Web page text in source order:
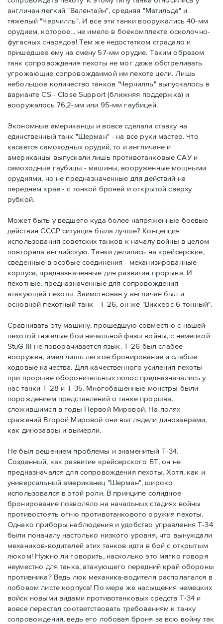
англичан легкий "Валентайн", средняя "Матильда" и
тяжелый "Черчилль". И все эти танки вооружались 40-мм
орудием, которое... не имело в боекомплекте осколочно-
фугасных снарядов! Тем же недостатком страдало и
пришедшее ему на смену 57-мм орудие. Таким образом
танк сопровождения пехоты не мог даже обстреливать
угрожающие сопровождаимой им пехоте цели. Лишь
небольшое количество танков "Черчилль" выпускалось в
варианте CS - Close Support (ближняя поддержка) и
вооружалось 76,2-мм или 95-мм гаубицей.
Экономные американцы и вовсе сделали ставку на
единственный танк "Шерман" - на все руки мастер. Что
касается самоходных орудий, то и англичане и
американцы выпускали лишь противотанковые САУ и
самоходные гаубицы - машины, вооруженные мощными
орудиями, но не предназначенные для действий на
переднем крае - с тонкой броней и открытой сверху
рубкой.
Может быть у ведшего куда более напряженные боевые
действия СССР ситуация была лучше? Концепция
использования советских танков к началу войны в целом
повторяла английскую. Танки делились на крейсерские,
сведенные в особые соединения - механизированные
корпуса, предназначенные для развития прорыва. И
пехотные, предназначенные для сопровождения
атакующей пехоты. Заимствован у англичан был и
основной пехотный танк - Т-26, он же "Виккерс 6-тонный".
Сравнивать эту машину, прошедшую совместно с нашей
пехотой тяжелые бои начальной фазы войны, с немецкой
StuG III не поворачивается язык. Т-26 был слабее
вооружен, имел лишь легкое бронирование и слабые
ходовые качества. Для качественного усиления пехоты
при прорыве оборонительных полос предназначались у
нас танки Т-28 и Т-35. Многобашенные монстры были
порождением представлений о танке прорыва,
сложившимся в годы Первой Мировой. На полях
сражений Второй Мировой они выглядели динозаврами,
как динозавры и вымерли.
Не был решением проблемы и знаменитый Т-34.
Созданный, как развитие крейсерского БТ, он не
предназначался для сопровождения пехоты. Хотя, как и
универсальный американец "Шерман", широко
использовался в этой роли. В принципе солидное
бронирование позволяло на начальных стадиях войны
противостоять огню противотанкового оружия пехоты.
Однако приборы наблюдения и удобство управления Т-34
были поначалу настолько низкого уровня, что вынуждали
механиков-водителей этих танков идти в бой с открытым
люком! Нужно ли говорить, насколько это мягко говоря
неуместно для танка, атакующего передний край обороны
противника? Ведь люк механика-водителя располагался в
лобовом листе корпуса! По мере же насыщения немецких
войск новыми видами противотанковых средств Т-34 и
вовсе перестал соответствовать требованиям к танку
сопровождения, ведь его лобовая броня за всю войну так